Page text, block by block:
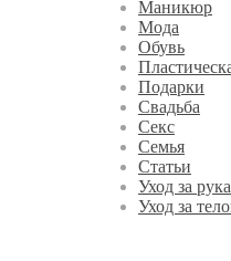
Маникюр
Мода
Обувь
Подарки
Свадьба
Секс
Семья
Статьи
Уход за
Уход за